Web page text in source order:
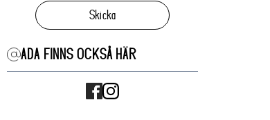
Skicka
ADA FINNS OCKSÅ HÄR